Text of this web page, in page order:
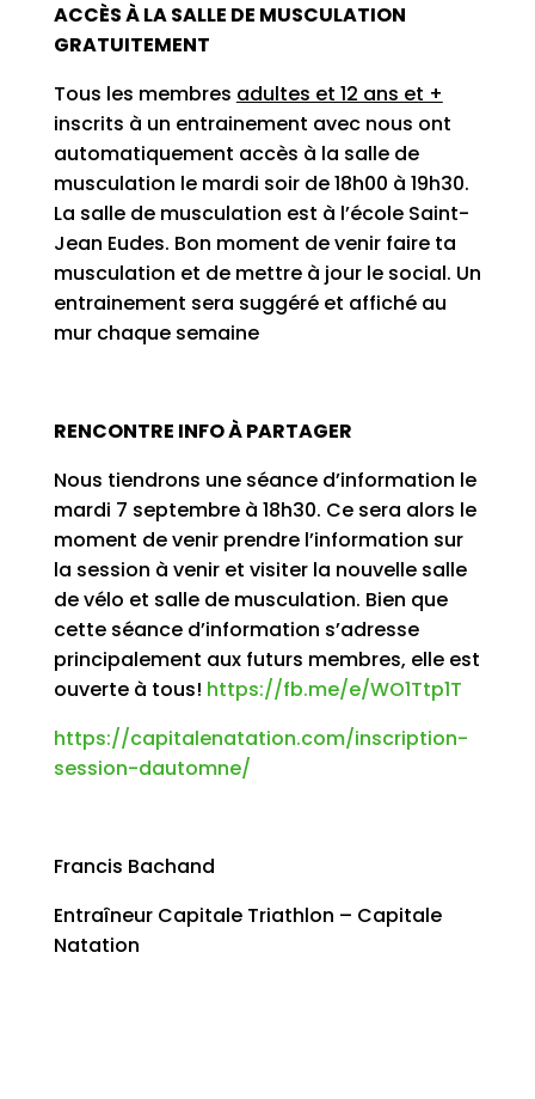
ACCÈS À LA SALLE DE MUSCULATION
GRATUITEMENT
Tous les membres adultes et 12 ans et +
inscrits à un entrainement avec nous ont
automatiquement accès à la salle de
musculation le mardi soir de 18h00 à 19h30.
La salle de musculation est à l’école Saint-
Jean Eudes. Bon moment de venir faire ta
musculation et de mettre à jour le social. Un
entrainement sera suggéré et affiché au
mur chaque semaine
RENCONTRE INFO À PARTAGER
Nous tiendrons une séance d’information le
mardi 7 septembre à 18h30. Ce sera alors le
moment de venir prendre l’information sur
la session à venir et visiter la nouvelle salle
de vélo et salle de musculation. Bien que
cette séance d’information s’adresse
principalement aux futurs membres, elle est
ouverte à tous! https://fb.me/e/WO1Ttp1T
https://capitalenatation.com/inscription-
session-dautomne/
Francis Bachand
Entraîneur Capitale Triathlon – Capitale
Natation